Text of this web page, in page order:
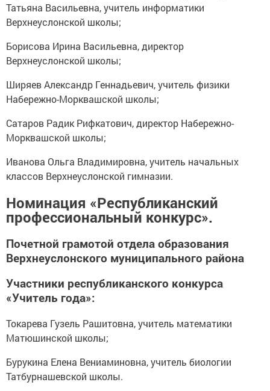
Татьяна Васильевна, учитель информатики
Верхнеуслонской школы;
Борисова Ирина Васильевна, директор
Верхнеуслонской школы;
Ширяев Александр Геннадьевич, учитель физики
Набережно-Морквашской школы;
Сатаров Радик Рифкатович, директор Набережно-
Морквашской школы;
Иванова Ольга Владимировна, учитель начальных
классов Верхнеуслонской гимназии.
Номинация «Республиканский
профессиональный конкурс».
Почетной грамотой отдела образования
Верхнеуслонского муниципального района
Участники республиканского конкурса
«Учитель года»:
Токарева Гузель Рашитовна, учитель математики
Матюшинской школы;
Бурукина Елена Вениаминовна, учитель биологии
Татбурнашевской школы.